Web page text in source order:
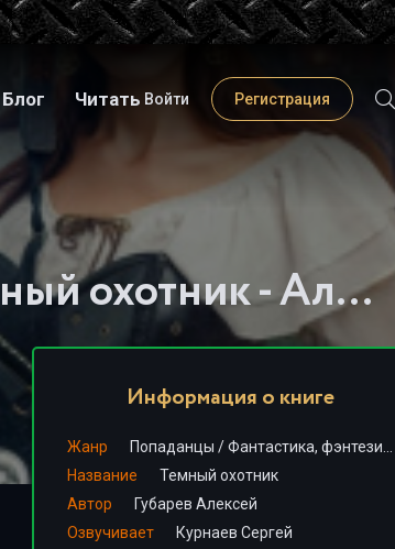
Блог Читать Войти Регистрация
Слушать книгу - "Темный охотник - Алексей Губарев"
Информация о книге
Жанр Попаданцы /Фантастика, фэнтези
Название
Темный охотник
Автор
Губарев Алексей
Озвучивает
Курнаев Сергей